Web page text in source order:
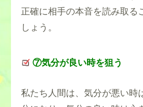
正確に相手の本音を読み取る
しょう。
⑦気分が良い時を狙う
私たち人間は、気分が悪い時